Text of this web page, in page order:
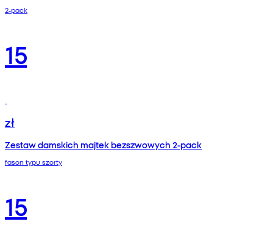
2-pack
15
zł
Zestaw damskich majtek bezszwowych 2-pack
fason typu szorty
15